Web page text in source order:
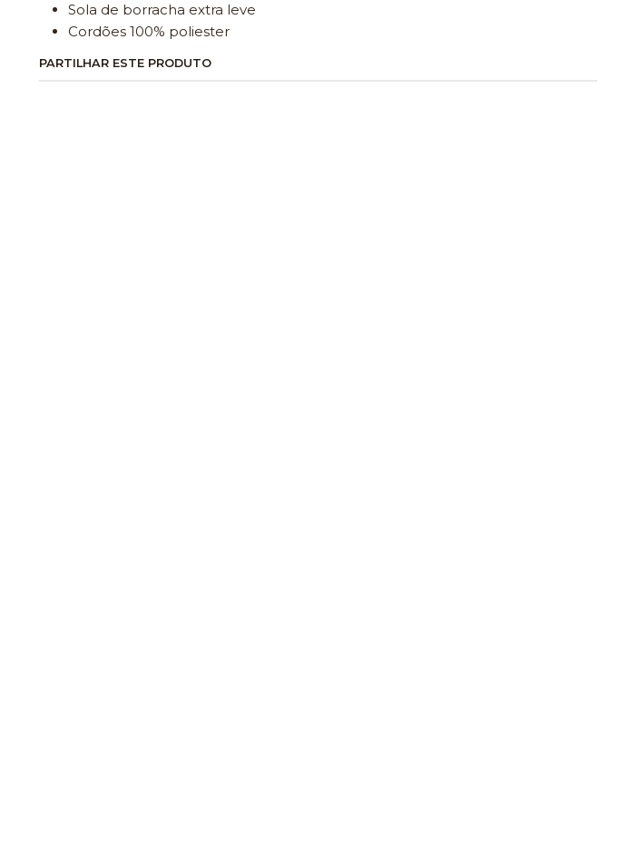
Sola de borracha extra leve
Cordões 100% poliester
PARTILHAR ESTE PRODUTO